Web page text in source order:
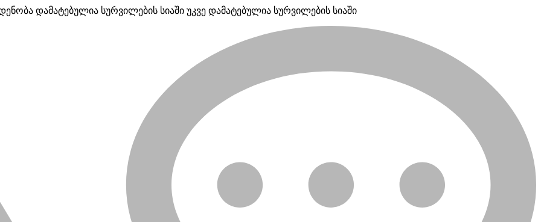
დამატებულია სურვილების სიაში უკვე დამატებულია სურვილების სიაში